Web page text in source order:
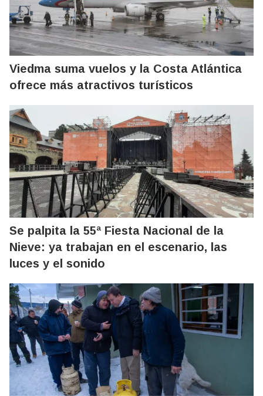
Viedma suma vuelos y la Costa Atlántica
ofrece más atractivos turísticos
Se palpita la 55ª Fiesta Nacional de la
Nieve: ya trabajan en el escenario, las
luces y el sonido